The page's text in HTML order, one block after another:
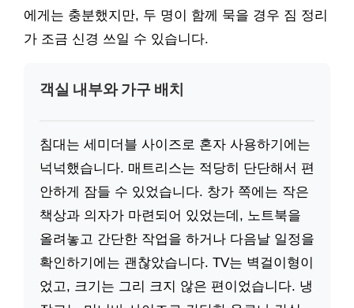
에게는 충분했지만, 두 명이 함께 묵을 경우 짐 정리
가 조금 신경 쓰일 수 있습니다.
객실 내부와 가구 배치
침대는 세미더블 사이즈로 혼자 사용하기에는
넉넉했습니다. 매트리스는 적당히 단단해서 편
안하게 잠들 수 있었습니다. 창가 쪽에는 작은
책상과 의자가 마련되어 있었는데, 노트북을
올려놓고 간단한 작업을 하거나 다음날 일정을
확인하기에는 괜찮았습니다. TV는 벽걸이형이
었고, 크기는 그리 크지 않은 편이었습니다. 냉